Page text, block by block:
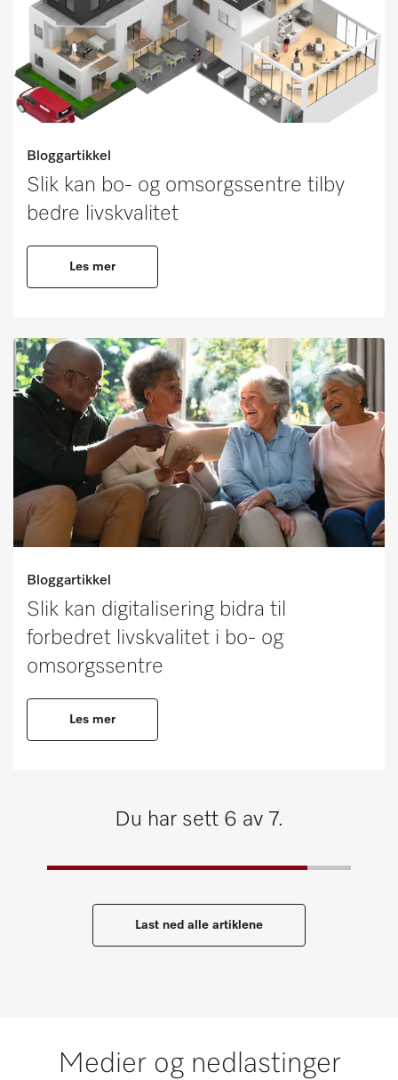
Bloggartikkel
Slik kan bo- og omsorgssentre tilby
bedre livskvalitet
Les mer
Bloggartikkel
Slik kan digitalisering bidra til
forbedret livskvalitet i bo- og
omsorgssentre
Les mer
Du har sett 6 av 7.
Last ned alle artiklene
Medier og nedlastinger